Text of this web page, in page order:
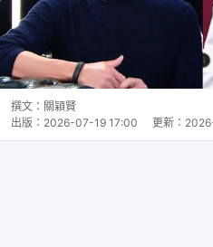
撰文： 關穎賢
出版： 2026-07-19 17:00 更新：